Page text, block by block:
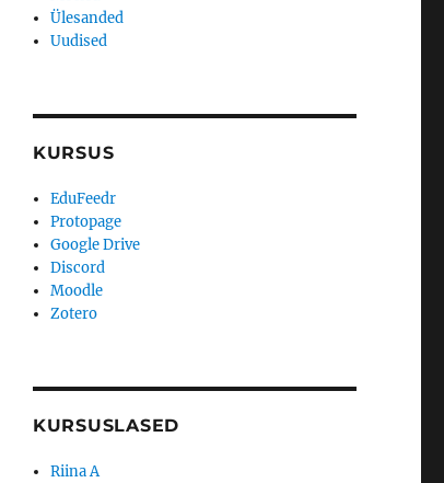
Ülesanded
Uudised
KURSUS
EduFeedr
Protopage
Google Drive
Discord
Moodle
Zotero
KURSUSLASED
Riina A